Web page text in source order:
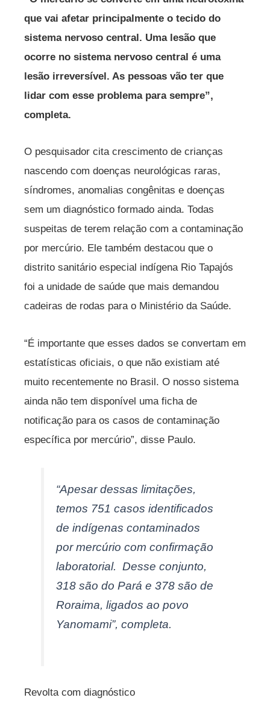
que vai afetar principalmente o tecido do
sistema nervoso central. Uma lesão que
ocorre no sistema nervoso central é uma
lesão irreversível. As pessoas vão ter que
lidar com esse problema para sempre”,
completa.
O pesquisador cita crescimento de crianças
nascendo com doenças neurológicas raras,
síndromes, anomalias congênitas e doenças
sem um diagnóstico formado ainda. Todas
suspeitas de terem relação com a contaminação
por mercúrio. Ele também destacou que o
distrito sanitário especial indígena Rio Tapajós
foi a unidade de saúde que mais demandou
cadeiras de rodas para o Ministério da Saúde.
“É importante que esses dados se convertam em
estatísticas oficiais, o que não existiam até
muito recentemente no Brasil. O nosso sistema
ainda não tem disponível uma ficha de
notificação para os casos de contaminação
específica por mercúrio”, disse Paulo.
“Apesar dessas limitações,
temos 751 casos identificados
de indígenas contaminados
por mercúrio com confirmação
laboratorial. Desse conjunto,
318 são do Pará e 378 são de
Roraima, ligados ao povo
Yanomami”, completa.
Revolta com diagnóstico